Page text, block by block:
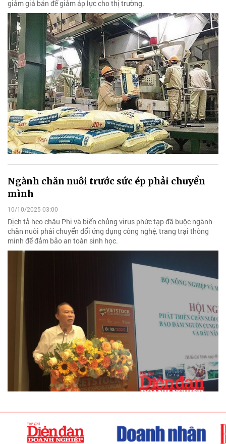
giảm giá bán để giảm áp lực cho thị trường.
Ngành chăn nuôi trước sức ép phải chuyển
mình
10/10/2025 03:00
Dịch tả heo châu Phi và biến chủng virus phức tạp đã buộc ngành
chăn nuôi phải chuyển đổi ứng dụng công nghệ, trang trại thông
minh để đảm bảo an toàn sinh học.